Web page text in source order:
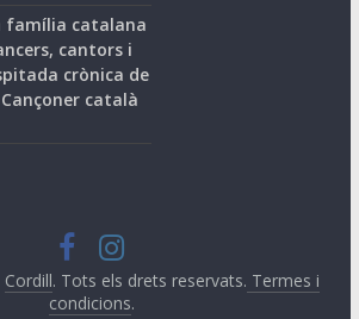
família catalana
cantors i
crònica de
català
Cordill. Tots els drets reservats. Termes i
condicions.